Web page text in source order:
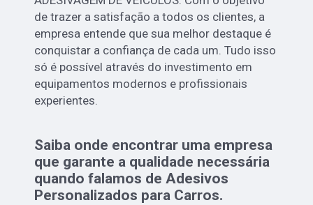
de trazer a satisfação a todos os clientes, a
empresa entende que sua melhor destaque é
conquistar a confiança de cada um. Tudo isso
só é possível através do investimento em
equipamentos modernos e profissionais
experientes.
Saiba onde encontrar uma empresa
que garante a qualidade necessária
quando falamos de Adesivos
Personalizados para Carros.